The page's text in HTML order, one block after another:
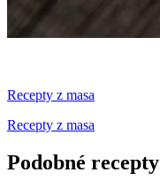
Recepty z masa
Recepty z masa
Podobné recepty